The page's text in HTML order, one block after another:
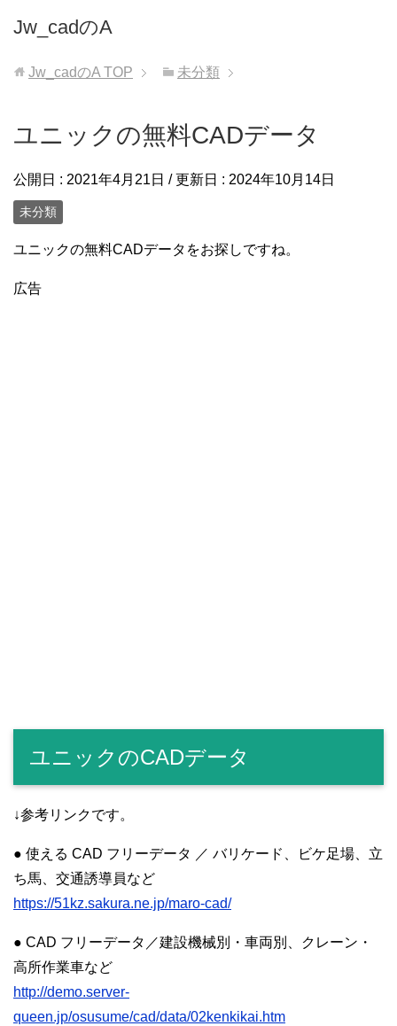
Jw_cadのA
Jw_cadのA TOP 未分類
ユニックの無料CADデータ
公開日 : 2021年4月21日 / 更新日 : 2024年10月14日
未分類
ユニックの無料CADデータをお探しですね。
広告
ユニックのCADデータ
↓参考リンクです。
● 使える CAD フリーデータ ／ バリケード、ビケ足場、立
ち馬、交通誘導員など
https://51kz.sakura.ne.jp/maro-cad/
● CAD フリーデータ／建設機械別・車両別、クレーン・
高所作業車など
http://demo.server-
queen.jp/osusume/cad/data/02kenkikai.htm